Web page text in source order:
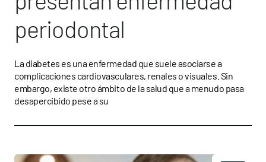
periodontal
La diabetes es una enfermedad que suele asociarse a
complicaciones cardiovasculares, renales o visuales. Sin
embargo, existe otro ámbito de la salud que a menudo pasa
desapercibido pese a su